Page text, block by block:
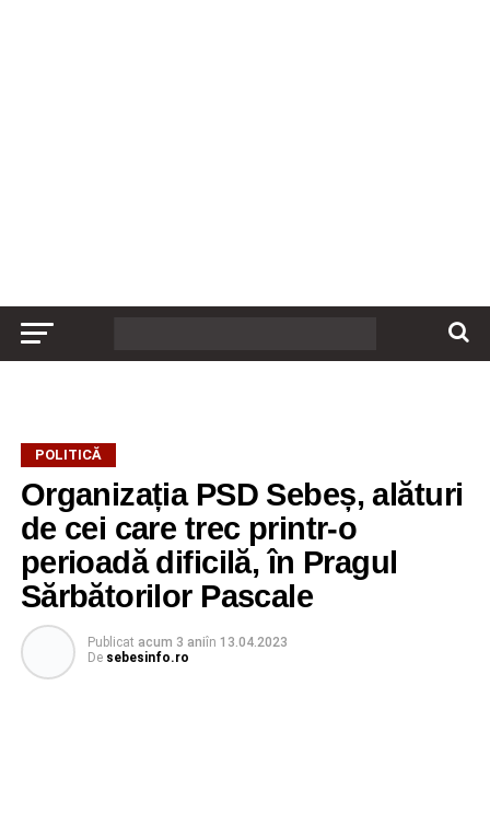
POLITICĂ
Organizația PSD Sebeș, alături
de cei care trec printr-o
perioadă dificilă, în Pragul
Sărbătorilor Pascale
Publicat acum 3 aniîn 13.04.2023
De sebesinfo.ro